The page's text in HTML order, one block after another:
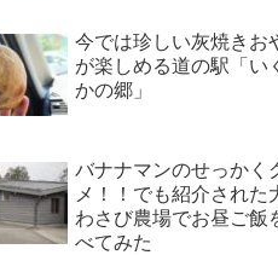
今では珍しい灰焼きお
が楽しめる道の駅「い
かの郷」
バナナマンのせっかく
メ！！でも紹介された
わさび農場でお昼ご飯
べてみた